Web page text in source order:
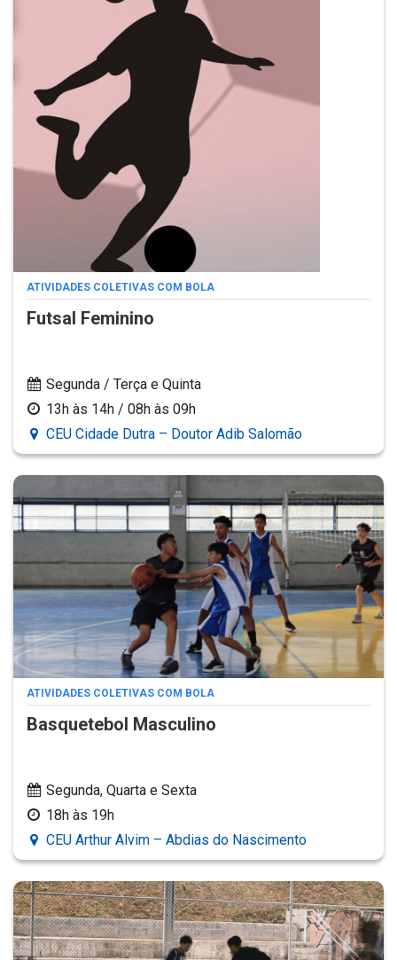
ATIVIDADES COLETIVAS COM BOLA
Futsal Feminino
Segunda / Terça e Quinta
13h às 14h / 08h às 09h
CEU Cidade Dutra – Doutor Adib Salomão
ATIVIDADES COLETIVAS COM BOLA
Basquetebol Masculino
Segunda, Quarta e Sexta
18h às 19h
CEU Arthur Alvim – Abdias do Nascimento